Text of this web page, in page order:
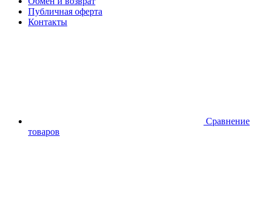
Публичная оферта
Контакты
Сравнение
товаров